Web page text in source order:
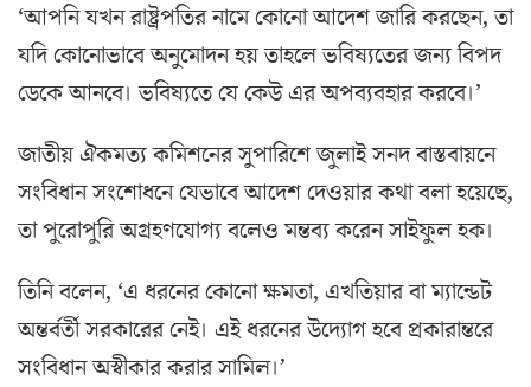
‘আপনি যখন রাষ্ট্রপতির নামে কোনো আদেশ জারি করছেন, তা
যদি কোনোভাবে অনুমোদন হয় তাহলে ভবিষ্যতের জন্য বিপদ
ডেকে আনবে। ভবিষ্যতে যে কেউ এর অপব্যবহার করবে।’
জাতীয় ঐকমত্য কমিশনের সুপারিশে জুলাই সনদ বাস্তবায়নে
সংবিধান সংশোধনে যেভাবে আদেশ দেওয়ার কথা বলা হয়েছে,
তা পুরোপুরি অগ্রহণযোগ্য বলেও মন্তব্য করেন সাইফুল হক।
তিনি বলেন, ‘এ ধরনের কোনো ক্ষমতা, এখতিয়ার বা ম্যান্ডেট
অন্তর্বর্তী সরকারের নেই। এই ধরনের উদ্যোগ হবে প্রকারান্তরে
সংবিধান অস্বীকার করার সামিল।’